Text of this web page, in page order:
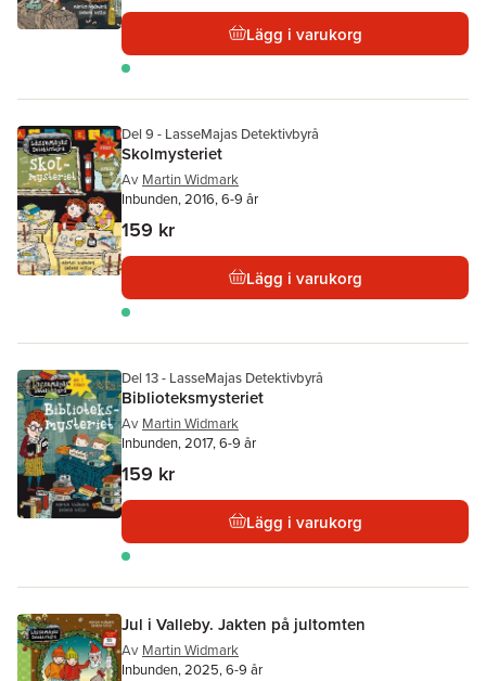
Lägg i varukorg
Del 9 - LasseMajas Detektivbyrå
Skolmysteriet
Av Martin Widmark
Inbunden, 2016, 6-9 år
159 kr
Lägg i varukorg
Del 13 - LasseMajas Detektivbyrå
Biblioteksmysteriet
Av Martin Widmark
Inbunden, 2017, 6-9 år
159 kr
Lägg i varukorg
Jul i Valleby. Jakten på jultomten
Av Martin Widmark
Inbunden, 2025, 6-9 år